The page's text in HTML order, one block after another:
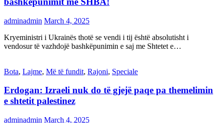
adminadmin March 4, 2025
Kryeministri i Ukrainës thotë se vendi i tij është absolutisht i
vendosur të vazhdojë bashkëpunimin e saj me Shtetet e…
Bota, Lajme, Më të fundit, Rajoni, Speciale
Erdogan: Izraeli nuk do të gjejë paqe pa themelimin
e shtetit palestinez
adminadmin March 4, 2025